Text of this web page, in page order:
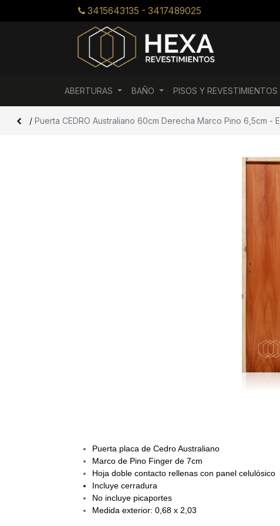
3415643135 - 3417489025
ABERTURAS BAÑO PISOS Y REVESTIMIENTOS
/ Puerta CEDRO Australiano 60cm Derecha Marco Pino 6,5cm -
Puerta placa de Cedro Australiano
Marco de Pino Finger de 7cm
Hoja doble contacto rellenas con panel celulósico
Incluye cerradura
No incluye picaportes
Medida exterior: 0,68 x 2,03